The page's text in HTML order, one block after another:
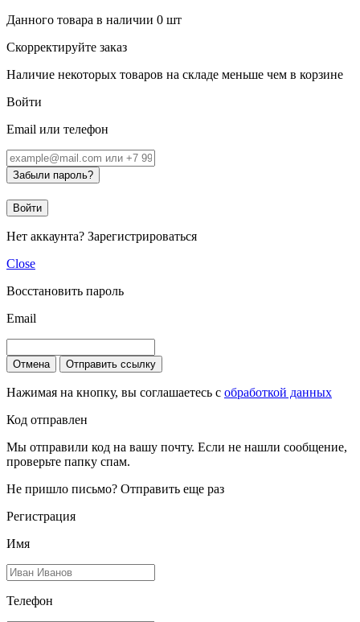
Данного товара в наличии 0 шт
Скорректируйте заказ
Наличие некоторых товаров на складе меньше чем в корзине
Войти
Email или телефон
Забыли пароль?
Войти
Нет аккаунта? Зарегистрироваться
Close
Восстановить пароль
Email
Отмена Отправить ссылку
Нажимая на кнопку, вы соглашаетесь с обработкой данных
Код отправлен
Мы отправили код на вашу почту. Если не нашли сообщение,
проверьте папку спам.
Не пришло письмо? Отправить еще раз
Регистрация
Имя
Телефон